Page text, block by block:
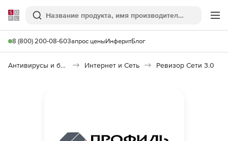
Softline
Поиск
8 (800) 200-08-60Запрос ценыИнферитБлог
Антивирусы и безопасность Интернет и Сеть Ревизор Сети 3.0